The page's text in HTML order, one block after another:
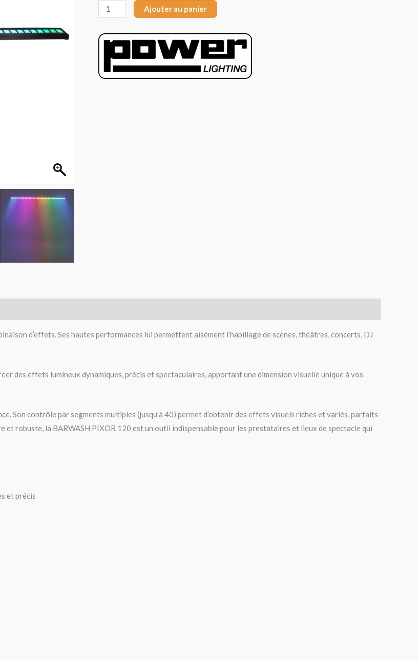
Ajouter au panier
d’effets. Ses hautes performances lui permettent aisément l’habillage de scènes, théâtres, concerts, DJ
des effets lumineux dynamiques, précis et spectaculaires, apportant une dimension visuelle unique à vos
Son contrôle par segments multiples (jusqu’à 40) permet d’obtenir des effets visuels riches et variés, parfaits
et robuste, la BARWASH PIXOR 120 est un outil indispensable pour les prestataires et lieux de spectacle qui
et précis